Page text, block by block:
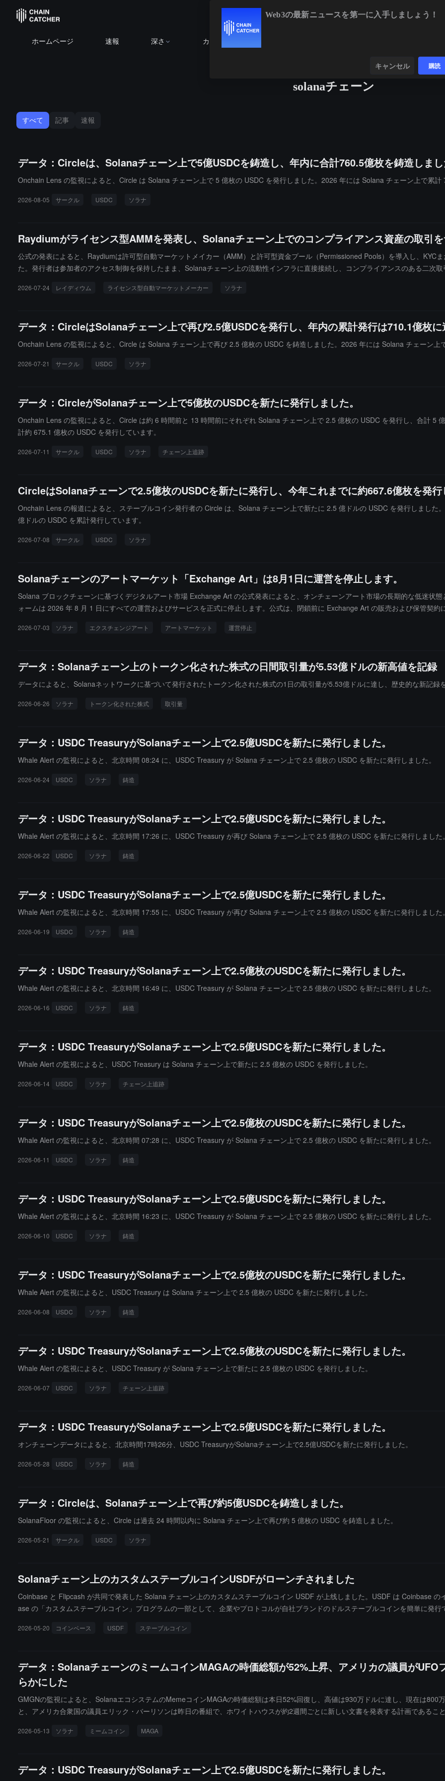
ホームページ 速報 深さ カレンダー
solanaチェーン
すべて 記事 速報
データ：Circleは、Solanaチェーン上で5億USDCを鋳造し、年内に合計760.5億枚を鋳造しま
Onchain Lens の監視によると、Circle は Solana チェーン上で 5 億枚の USDC を発行しました。2026 年には Solana チェーン上で累
2026-08-05 サークル USDC ソラナ
Raydiumがライセンス型AMMを発表し、Solanaチェーン上でのコンプライアンス資産の取引
公式の発表によると、Raydiumは許可型自動マーケットメイカー（AMM）と許可型資金プール（Permissioned Pools）を導入し、KYC
た。発行者は参加者のアクセス制御を保持したまま、Solanaチェーン上の流動性インフラに直接接続し、コンプライアンスのある二次
2026-07-24 レイディウム ライセンス型自動マーケットメーカー ソラナ
データ：CircleはSolanaチェーン上で再び2.5億USDCを発行し、年内の累計発行は710.1億枚
Onchain Lens の監視によると、Circle は Solana チェーン上で再び 2.5 億枚の USDC を鋳造しました。2026 年には Solana チェーン
2026-07-21 サークル USDC ソラナ
データ：CircleがSolanaチェーン上で5億枚のUSDCを新たに発行しました。
Onchain Lens の監視によると、Circle は約 6 時間前と 13 時間前にそれぞれ Solana チェーン上で 2.5 億枚の USDC を発行し、合計 5
計約 675.1 億枚の USDC を発行しています。
2026-07-11 サークル USDC ソラナ チェーン上追跡
CircleはSolanaチェーンで2.5億枚のUSDCを新たに発行し、今年これまでに約667.6億枚を発
Onchain Lens の報道によると、ステーブルコイン発行者の Circle は、Solana チェーン上で新たに 2.5 億ドルの USDC を発行しまし
億ドルの USDC を累計発行しています。
2026-07-08 サークル USDC ソラナ
Solanaチェーンのアートマーケット「Exchange Art」は8月1日に運営を停止します。
Solana ブロックチェーンに基づくデジタルアート市場 Exchange Art の公式発表によると、オンチェーンアート市場の長期的な低迷状
ォームは 2026 年 8 月 1 日にすべての運営およびサービスを正式に停止します。公式は、閉鎖前に Exchange Art の販売および保管契
イターやコレクターは追加の操作を行うことなく資産の安全を確保できます。さらに、公式はプラットフォームが閉鎖される前に、ユ
2026-07-03 ソラナ エクスチェンジアート アートマーケット 運営停止
データ：Solanaチェーン上のトークン化された株式の日間取引量が5.53億ドルの新高値を記録
データによると、Solanaネットワークに基づいて発行されたトークン化された株式の1日の取引量が5.53億ドルに達し、歴史的な新記録
2026-06-26 ソラナ トークン化された株式 取引量
データ：USDC TreasuryがSolanaチェーン上で2.5億USDCを新たに発行しました。
Whale Alert の監視によると、北京時間 08:24 に、USDC Treasury が Solana チェーン上で 2.5 億枚の USDC を新たに発行しました。
2026-06-24 USDC ソラナ 鋳造
データ：USDC TreasuryがSolanaチェーン上で2.5億USDCを新たに発行しました。
Whale Alert の監視によると、北京時間 17:26 に、USDC Treasury が再び Solana チェーン上で 2.5 億枚の USDC を新たに発行しました
2026-06-22 USDC ソラナ 鋳造
データ：USDC TreasuryがSolanaチェーン上で2.5億USDCを新たに発行しました。
Whale Alert の監視によると、北京時間 17:55 に、USDC Treasury が再び Solana チェーン上で 2.5 億枚の USDC を新たに発行しました
2026-06-19 USDC ソラナ 鋳造
データ：USDC TreasuryがSolanaチェーン上で2.5億枚のUSDCを新たに発行しました。
Whale Alert の監視によると、北京時間 16:49 に、USDC Treasury が Solana チェーン上で 2.5 億枚の USDC を新たに発行しました。
2026-06-16 USDC ソラナ 鋳造
データ：USDC TreasuryがSolanaチェーン上で2.5億USDCを新たに発行しました。
Whale Alert の監視によると、USDC Treasury は Solana チェーン上で新たに 2.5 億枚の USDC を発行しました。
2026-06-14 USDC ソラナ チェーン上追跡
データ：USDC TreasuryがSolanaチェーン上で2.5億枚のUSDCを新たに発行しました。
Whale Alert の監視によると、北京時間 07:28 に、USDC Treasury が Solana チェーン上で 2.5 億枚の USDC を新たに発行しました。
2026-06-11 USDC ソラナ 鋳造
データ：USDC TreasuryがSolanaチェーン上で2.5億USDCを新たに発行しました。
Whale Alert の監視によると、北京時間 16:23 に、USDC Treasury が Solana チェーン上で 2.5 億枚の USDC を新たに発行しました。
2026-06-10 USDC ソラナ 鋳造
データ：USDC TreasuryがSolanaチェーン上で2.5億枚のUSDCを新たに発行しました。
Whale Alert の監視によると、USDC Treasury は Solana チェーン上で 2.5 億枚の USDC を新たに発行しました。
2026-06-08 USDC ソラナ 鋳造
データ：USDC TreasuryがSolanaチェーン上で2.5億枚のUSDCを新たに発行しました。
Whale Alert の監視によると、USDC Treasury が Solana チェーン上で新たに 2.5 億枚の USDC を発行しました。
2026-06-07 USDC ソラナ チェーン上追跡
データ：USDC TreasuryがSolanaチェーン上で2.5億USDCを新たに発行しました。
オンチェーンデータによると、北京時間17時26分、USDC TreasuryがSolanaチェーン上で2.5億USDCを新たに発行しました。
2026-05-28 USDC ソラナ 鋳造
データ：Circleは、Solanaチェーン上で再び約5億USDCを鋳造しました。
SolanaFloor の監視によると、Circle は過去 24 時間以内に Solana チェーン上で再び約 5 億枚の USDC を鋳造しました。
2026-05-21 サークル USDC ソラナ
Solanaチェーン上のカスタムステーブルコインUSDFがローンチされました
Coinbase と Flipcash が共同で発表した Solana チェーン上のカスタムステーブルコイン USDF が上线しました。USDF は Coinbase
ase の「カスタムステーブルコイン」プログラムの一部として、企業やプロトコルが自社ブランドのドルステーブルコインを簡単に発
2026-05-20 コインベース USDF ステーブルコイン
データ：SolanaチェーンのミームコインMAGAの時価総額が52%上昇、アメリカの議員が
らかにした
GMGNの監視によると、SolanaエコシステムのMemeコインMAGAの時価総額は本日52%回復し、高値は930万ドルに達し、現在は800
と、アメリカ合衆国の議員エリック・バーリソンは昨日の番組で、ホワイトハウスが約2週間ごとに新しい文書を発表する計画である
値は3300万ドルに達しましたが、最近の初回UFO文書の発表後に大幅に下落しました。ChainCatcherはユーザーに対し、Memeコイン
2026-05-13 ソラナ ミームコイン MAGA
データ：USDC TreasuryがSolanaチェーン上で2.5億USDCを新たに発行しました。
Web3の最新ニュースを第一に入手しましょう！
キャンセル 購読